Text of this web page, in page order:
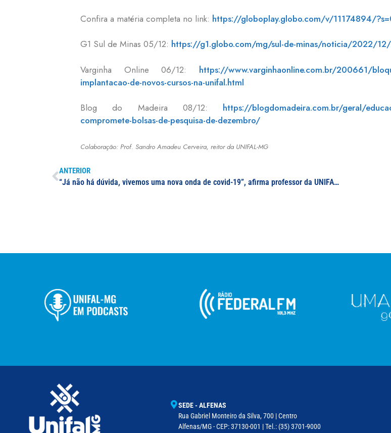
Confira a matéria completa no link: https://globoplay.globo.com/v/11174894/
G1 Sul de Minas 05/12: https://g1.globo.com/mg/sul-de-minas/noticia/2022/
Varginha Online 06/12: https://www.varginhaonline.com.br/200661/
implantacao-de-novos-cursos-na-unifal.html
Blog do Madeira 08/12: https://blogdomadeira.com.br/geral/
compromete-bolsas-de-pesquisa-de-dezembro/
Colaboração: Prof. Sandro Amadeu Cerveira, reitor da UNIFAL-MG
ANTERIOR
“Já não há dúvida, vivemos uma nova onda de covid-19”, afirma professor da UNIFAL-MG em artigo jornalístico
SEDE - ALFENAS
Rua Gabriel Monteiro da Silva, 700 | Centro
Alfenas/MG - CEP: 37130-001 | Tel.: (35) 3701-9000